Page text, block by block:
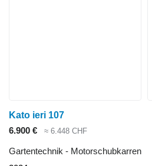
Kato ieri 107
6.900 €
≈ 6.448 CHF
Gartentechnik - Motorschubkarren